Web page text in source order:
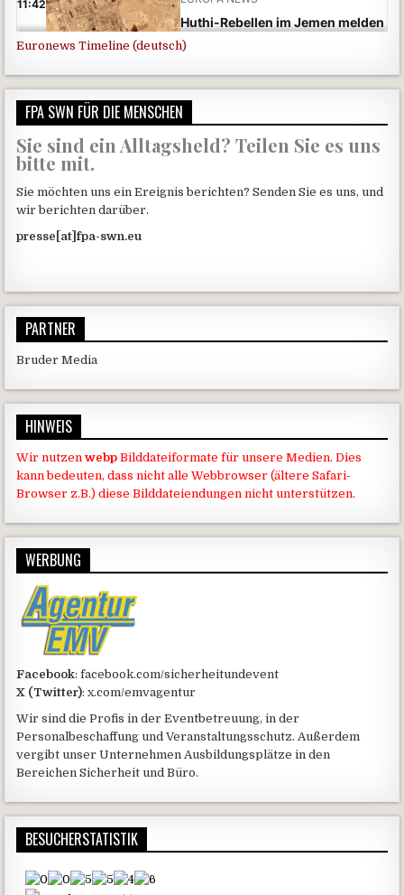
Euronews Timeline (deutsch)
FPA SWN FÜR DIE MENSCHEN
Sie sind ein Alltagsheld? Teilen Sie es uns
bitte mit.
Sie möchten uns ein Ereignis berichten? Senden Sie es uns, und
wir berichten darüber.
presse[at]fpa-swn.eu
PARTNER
Bruder Media
HINWEIS
Wir nutzen webp Bilddateiformate für unsere Medien. Dies
kann bedeuten, dass nicht alle Webbrowser (ältere Safari-
Browser z.B.) diese Bilddateiendungen nicht unterstützen.
WERBUNG
Facebook: facebook.com/sicherheitundevent
X (Twitter): x.com/emvagentur
Wir sind die Profis in der Eventbetreuung, in der
Personalbeschaffung und Veranstaltungsschutz. Außerdem
vergibt unser Unternehmen Ausbildungsplätze in den
Bereichen Sicherheit und Büro.
BESUCHERSTATISTIK